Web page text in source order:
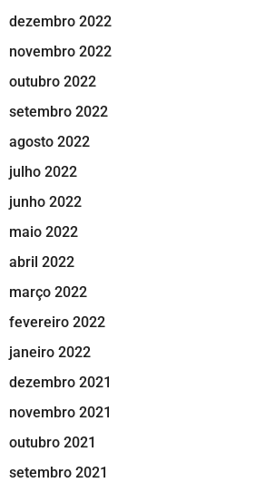
dezembro 2022
novembro 2022
outubro 2022
setembro 2022
agosto 2022
julho 2022
junho 2022
maio 2022
abril 2022
março 2022
fevereiro 2022
janeiro 2022
dezembro 2021
novembro 2021
outubro 2021
setembro 2021